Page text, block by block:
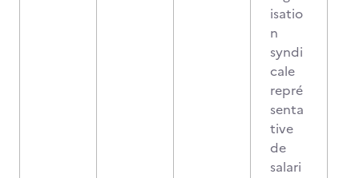
isatio
n
syndi
cale
repré
senta
tive
de
salari